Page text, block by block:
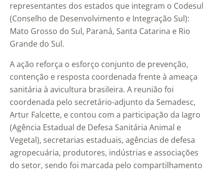
representantes dos estados que integram o Codesul
(Conselho de Desenvolvimento e Integração Sul):
Mato Grosso do Sul, Paraná, Santa Catarina e Rio
Grande do Sul.
A ação reforça o esforço conjunto de prevenção,
contenção e resposta coordenada frente à ameaça
sanitária à avicultura brasileira. A reunião foi
coordenada pelo secretário-adjunto da Semadesc,
Artur Falcette, e contou com a participação da Iagro
(Agência Estadual de Defesa Sanitária Animal e
Vegetal), secretarias estaduais, agências de defesa
agropecuária, produtores, indústrias e associações
do setor, sendo foi marcada pelo compartilhamento